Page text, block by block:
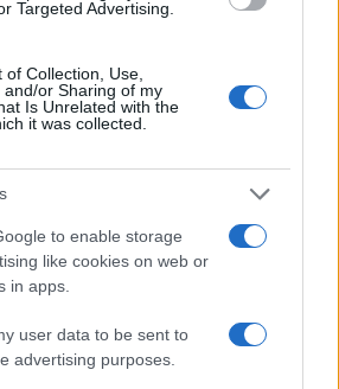
Targeted Advertising.
Collection, Use,
and/or Sharing of my
Is Unrelated with the
it was collected.
to enable storage
like cookies on web or
in apps.
user data to be sent to
advertising purposes.
in tutta la loro vibrante
L’allestimento offre una
delle foto in tutte le sale del
prossimità dei soggetti che
che il visitatore possa
le suggestioni espresse dalle
sensibilità e
sguardo diverso le opere
egli stesso protagonista del